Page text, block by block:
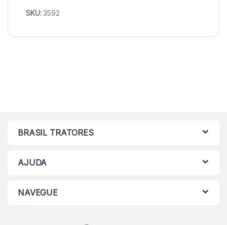
SKU:3592
BRASIL TRATORES
AJUDA
NAVEGUE